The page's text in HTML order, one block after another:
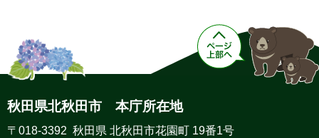
秋田県北秋田市 本庁所在地
〒018-3392 秋田県 北秋田市花園町 19番1号